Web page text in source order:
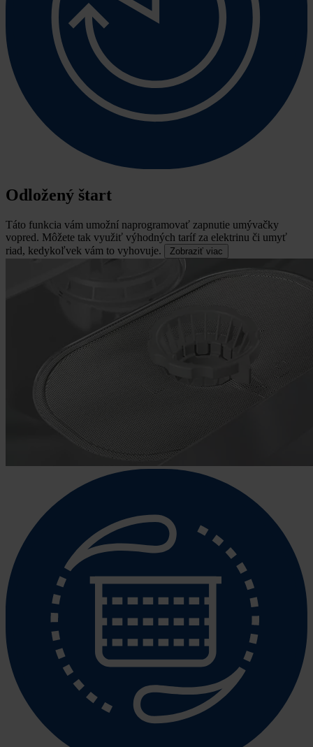
Odložený štart
Táto funkcia vám umožní naprogramovať zapnutie umývačky
vopred. Môžete tak využiť výhodných taríf za elektrinu či umyť
riad, kedykoľvek vám to vyhovuje.
Zobraziť viac